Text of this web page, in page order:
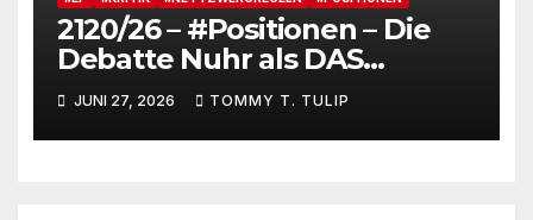
2120/26 – #Positionen – Die
Debatte Nuhr als DAS
Shitbürgerthema des
Internets – 36° Grad, es wird
noch heißer #Tageslied
JUNI 27, 2026 TOMMY T. TULIP